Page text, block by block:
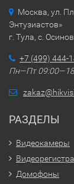
Москва, ул.
Энтузиастов»
г. Тула, с.
+7 (499) 444-
Пн—Пт
РАЗДЕЛЫ
Видеокамеры
Домофоны